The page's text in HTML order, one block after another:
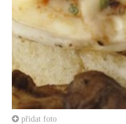
přidat foto